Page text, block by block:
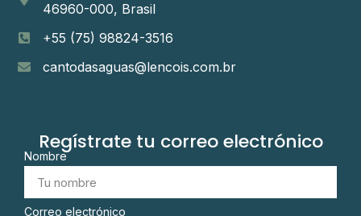
46960-000, Brasil
+55 (75) 98824-3516
cantodasaguas@lencois.com.br
Regístrate tu correo electrónico
Nombre
Correo electrónico